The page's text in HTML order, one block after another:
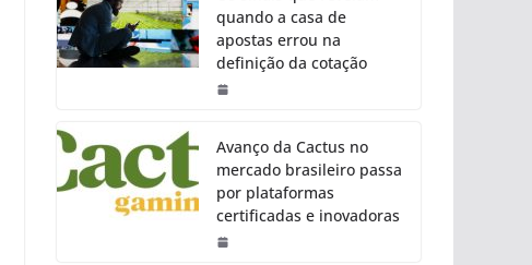
quando a casa de
apostas errou na
definição da cotação
Avanço da Cactus no
mercado brasileiro passa
por plataformas
certificadas e inovadoras